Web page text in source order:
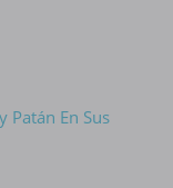
Patán En Sus